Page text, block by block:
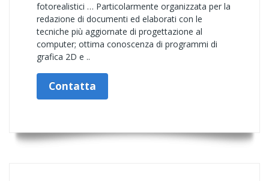
fotorealistici … Particolarmente organizzata per la
redazione di documenti ed elaborati con le
tecniche più aggiornate di progettazione al
computer; ottima conoscenza di programmi di
grafica 2D e ..
Contatta